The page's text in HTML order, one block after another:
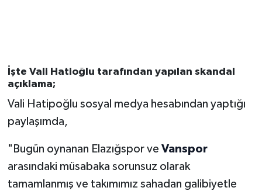
İşte Vali Hatioğlu tarafından yapılan skandal
açıklama;
Vali Hatipoğlu sosyal medya hesabından yaptığı
paylaşımda,
"Bugün oynanan Elazığspor ve Vanspor
arasındaki müsabaka sorunsuz olarak
tamamlanmış ve takımımız sahadan galibiyetle